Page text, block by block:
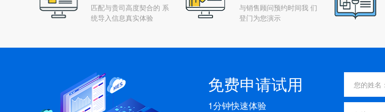
匹配与贵司高度契合的 系
统导入信息真实体验
与销售顾问预约时间我 们
登门为您演示
免费申请试用
1分钟快速体验